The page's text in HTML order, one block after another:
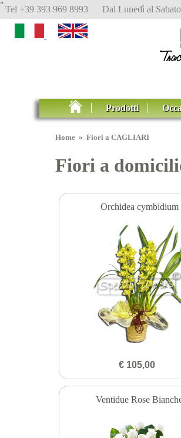
"Tel +39 393 969 8993 Dal Lunedì al
Prodotti
Home »Fiori a CAGLIARI
Fiori a
Orchidea cymbidium
€ 105,00
Ventidue Rose